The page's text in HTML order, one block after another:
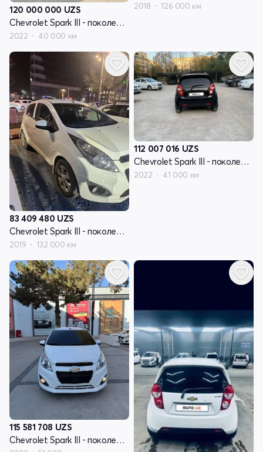
120 000 000 UZS
Chevrolet Spark III - поколение
2022 40 000 км
2018 126 000 км
83 409 480 UZS
Chevrolet Spark III - поколение
2019 132 000 км
112 007 016 UZS
Chevrolet Spark III - поколение
2022 41 000 км
115 581 708 UZS
Chevrolet Spark III - поколение